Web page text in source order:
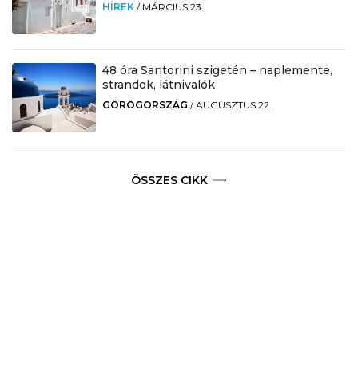
HÍREK / MÁRCIUS 23.
48 óra Santorini szigetén – naplemente,
strandok, látnivalók
GÖRÖGORSZÁG /AUGUSZTUS 22.
ÖSSZES CIKK